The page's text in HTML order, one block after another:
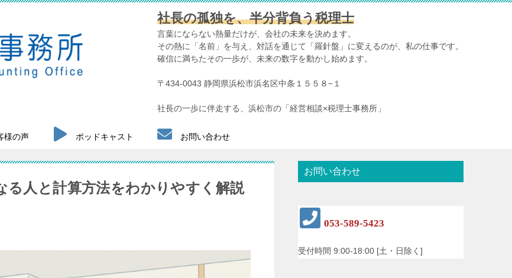
社長の孤独を、半分背負う税理士
言葉にならない熱量だけが、会社の未来を決めます。
その熱に「名前」を与え、対話を通じて「羅針盤」に変えるのが、私の仕事です。
確信に満ちたその一歩が、未来の数字を動かし始めます。
〒434-0043 静岡県浜松市浜名区中条１５５８−１
社長の一歩に伴走する、浜松市の「経営相談×税理士事務所」
の声 ポッドキャスト お問い合わせ
る人と計算方法をわかりやすく解説
お問い合わせ
053-589-5423
受付時間 9:00-18:00 [土・日除く]